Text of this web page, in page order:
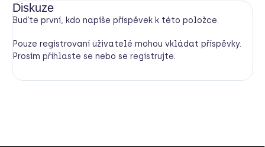
Diskuze
Buďte první, kdo napíše příspěvek k této položce.
Pouze registrovaní uživatelé mohou vkládat příspěvky.
Prosím přihlaste se nebo se registrujte.